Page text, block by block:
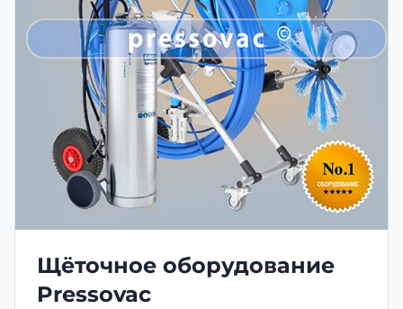
Щёточное оборудование
Pressovac